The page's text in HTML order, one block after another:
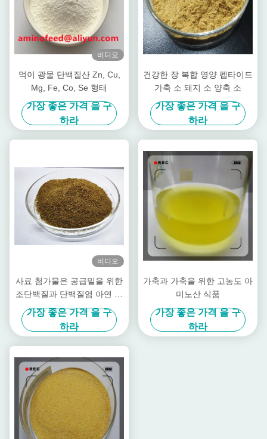
비디오
먹이 광물 단백질산 Zn, Cu,
Mg, Fe, Co, Se 형태
가장 좋은 가격 을 구
하라
건강한 장 복합 영양 펩타이드
가축 소 돼지 소 양축 소
가장 좋은 가격 을 구
하라
비디오
사료 첨가물은 공급밀을 위한
조단백질과 단백질염 아연 아
연 파우더를 킬레이팅했습니
다
가장 좋은 가격 을 구
하라
가축과 가축을 위한 고농도 아
미노산 식품
가장 좋은 가격 을 구
하라